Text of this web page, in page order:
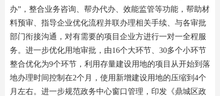
办”，整合业务咨询、帮办代办、效能监管等功能，帮助材
料预审、指导企业优化流程并联办理相关手续、与各审批
部门衔接沟通，对有需要的项目企业方进行一对一全程服
务。进一步优化用地审批，由16个大环节、30多个小环节
整合优化为9个环节，利用存量建设用地的项目从开始到落
地办理时间控制在2个月，使用新增建设用地的压缩到4个
月左右。进一步规范政务中心窗口管理，印发《鼎城区政